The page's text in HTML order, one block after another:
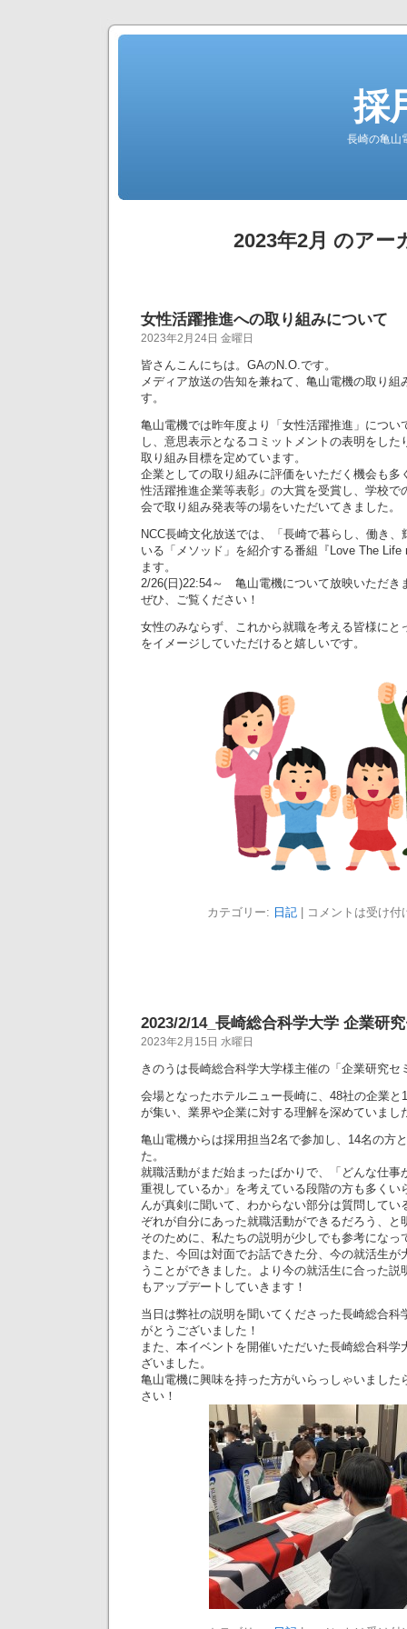
採
長崎の亀山
2023年2月 のアー
女性活躍推進への取り組みについて
2023年2月24日 金曜日
皆さんこんにちは。GAのN.O.です。
メディア放送の告知を兼ねて、亀山電機の取り組
す。
亀山電機では昨年度より「女性活躍推進」につい
し、意思表示となるコミットメントの表明をした
取り組み目標を定めています。
企業としての取り組みに評価をいただく機会も多
性活躍推進企業等表彰」の大賞を受賞し、学校で
会で取り組み発表等の場をいただいてきました。
NCC長崎文化放送では、「長崎で暮らし、働き
いる「メソッド」を紹介する番組『Love The
ます。
2/26(日)22:54～ 亀山電機について放映いただき
ぜひ、ご覧ください！
女性のみならず、これから就職を考える皆様にと
をイメージしていただけると嬉しいです。
カテゴリー: 日記| コメントは受け付
2023/2/14_長崎総合科学大学 企業研
2023年2月15日 水曜日
きのうは長崎総合科学大学様主催の「企業研究セ
会場となったホテルニュー長崎に、48社の企業と
が集い、業界や企業に対する理解を深めていまし
亀山電機からは採用担当2名で参加し、14名の方
た。
就職活動がまだ始まったばかりで、「どんな仕事
重視しているか」を考えている段階の方も多くい
んが真剣に聞いて、わからない部分は質問してい
ぞれが自分にあった就職活動ができるだろう、と
そのために、私たちの説明が少しでも参考になっ
また、今回は対面でお話できた分、今の就活生が
うことができました。より今の就活生に合った説
もアップデートしていきます！
当日は弊社の説明を聞いてくださった長崎総合科
がとうございました！
また、本イベントを開催いただいた長崎総合科学
ざいました。
亀山電機に興味を持った方がいらっしゃいました
さい！